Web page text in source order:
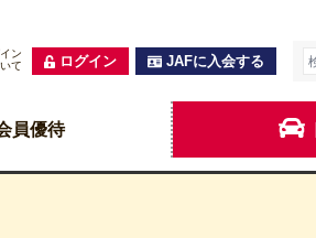
ン
て
ログイン JAFに入会する
員優待